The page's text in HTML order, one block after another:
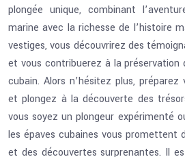
plongée unique, combinant
marine avec la richesse de l’histoire
vestiges, vous découvrirez des
et vous contribuerez à la préservation
cubain. Alors n’hésitez plus,
et plongez à la découverte des
vous soyez un plongeur expérimenté
les épaves cubaines vous promettent
et des découvertes surprenantes. Il